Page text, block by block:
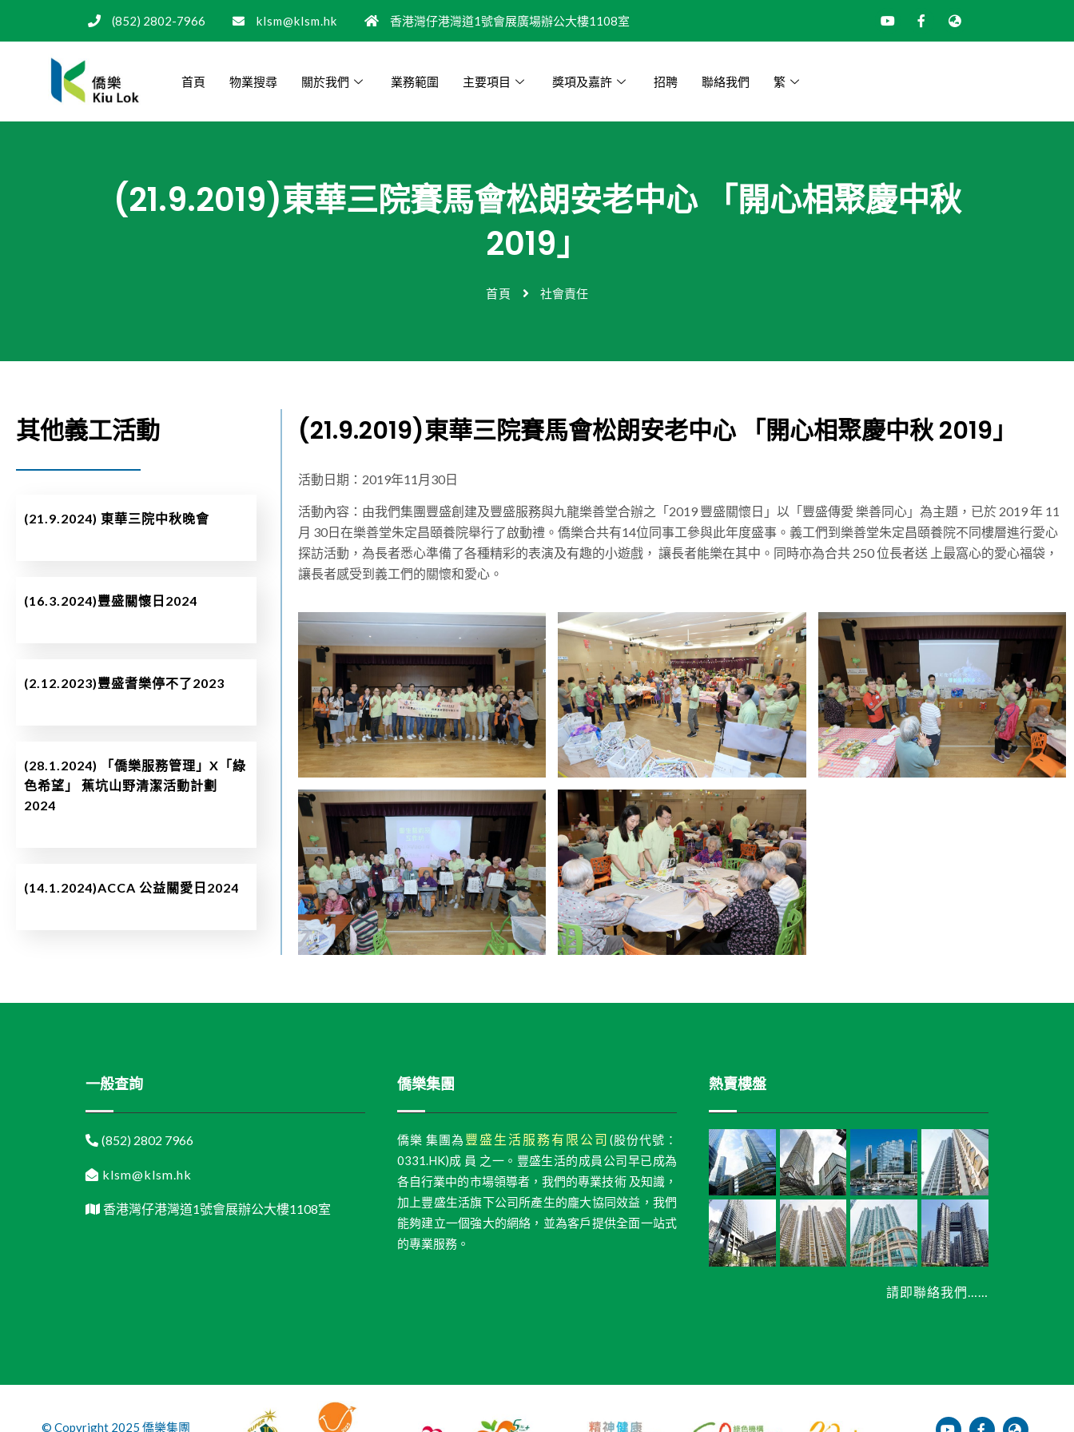
(852) 2802-7966 klsm@klsm.hk 香港灣仔港灣道1號會展廣場辦公大樓1108室
首頁 物業搜尋 關於我們 業務範圍 主要項目 獎項及嘉許 招聘 聯絡我們 繁
(21.9.2019)東華三院賽馬會松朗安老中心 「開心相聚慶中秋
2019」
首頁 社會責任
(21.9.2019)東華三院賽馬會松朗安老中心 「開心相聚慶中秋 2019」
活動日期：2019年11月30日
活動內容：由我們集團豐盛創建及豐盛服務與九龍樂善堂合辦之「2019 豐盛關懷日」以「豐盛傳愛 樂善同心」為主題，已於 2019 年 11
月 30日在樂善堂朱定昌頤養院舉行了啟動禮。僑樂合共有14位同事工參與此年度盛事。義工們到樂善堂朱定昌頤養院不同樓層進行愛心
探訪活動，為長者悉心準備了各種精彩的表演及有趣的小遊戲， 讓長者能樂在其中。同時亦為合共 250 位長者送 上最窩心的愛心福袋，
讓長者感受到義工們的關懷和愛心。
其他義工活動
(21.9.2024) 東華三院中秋晚會
(16.3.2024)豐盛關懷日2024
(2.12.2023)豐盛耆樂停不了2023
(28.1.2024) 「僑樂服務管理」X「綠
色希望」 蕉坑山野清潔活動計劃
2024
(14.1.2024)ACCA 公益關愛日2024
一般查詢
(852) 2802 7966
klsm@klsm.hk
香港灣仔港灣道1號會展辦公大樓1108室
僑樂集團
僑樂 集團為 豐盛生活服務有限公司 (股份代號：
0331.HK)成 員 之一。豐盛生活的成員公司早已成為
各自行業中的市場領導者，我們的專業技術 及知識，
加上豐盛生活旗下公司所產生的龐大協同效益，我們
能夠建立一個強大的網絡，並為客戶提供全面一站式
的專業服務。
熱賣樓盤
請即聯絡我們……
© Copyright 2025 僑樂集團